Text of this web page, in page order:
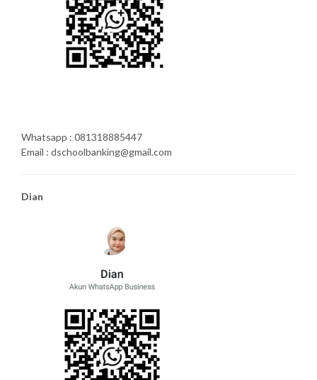
Whatsapp : 081318885447
Email : dschoolbanking@gmail.com
Dian